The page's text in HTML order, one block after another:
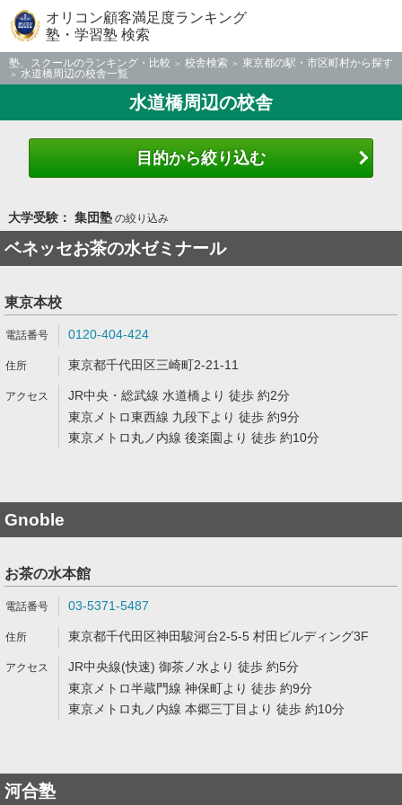
オリコン顧客満足度ランキング
塾・学習塾 検索
塾、スクールのランキング・比較 校舎検索
東京都の駅・市区町村から探す
水道橋周辺の校舎一覧
水道橋周辺の校舎
目的から絞り込む
大学受験： 集団塾の絞り込み
ベネッセお茶の水ゼミナール
東京本校
0120-404-424
東京都千代田区三崎町2-21-11
JR中央・総武線 水道橋より 徒歩 約2分
東京メトロ東西線 九段下より 徒歩 約9分
東京メトロ丸ノ内線 後楽園より 徒歩 約10分
Gnoble
お茶の水本館
03-5371-5487
東京都千代田区神田駿河台2-5-5 村田ビルディング3F
JR中央線(快速) 御茶ノ水より 徒歩 約5分
東京メトロ半蔵門線 神保町より 徒歩 約9分
東京メトロ丸ノ内線 本郷三丁目より 徒歩 約10分
河合塾